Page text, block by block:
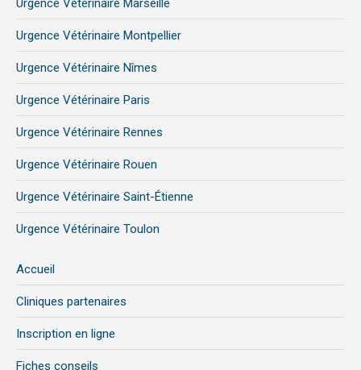
Urgence Vétérinaire Marseille
Urgence Vétérinaire Montpellier
Urgence Vétérinaire Nîmes
Urgence Vétérinaire Paris
Urgence Vétérinaire Rennes
Urgence Vétérinaire Rouen
Urgence Vétérinaire Saint-Étienne
Urgence Vétérinaire Toulon
Accueil
Cliniques partenaires
Inscription en ligne
Fiches conseils